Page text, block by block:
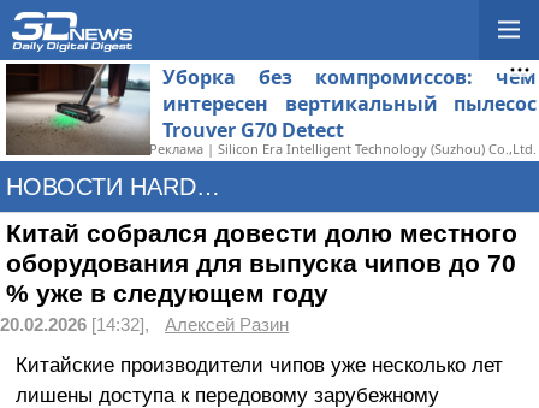
Уборка без компромиссов: чем
интересен вертикальный пылесос
Trouver G70 Detect
Реклама | Silicon Era Intelligent Technology (Suzhou) Co.,Ltd.
НОВОСТИ HARDWARE
Китай собрался довести долю местного
оборудования для выпуска чипов до 70
% уже в следующем году
20.02.2026 [14:32], Алексей Разин
Китайские производители чипов уже несколько лет
лишены доступа к передовому зарубежному